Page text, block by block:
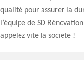
qualité pour assurer la
l’équipe de SD
appelez vite la société !